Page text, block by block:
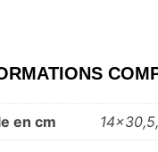
en cm